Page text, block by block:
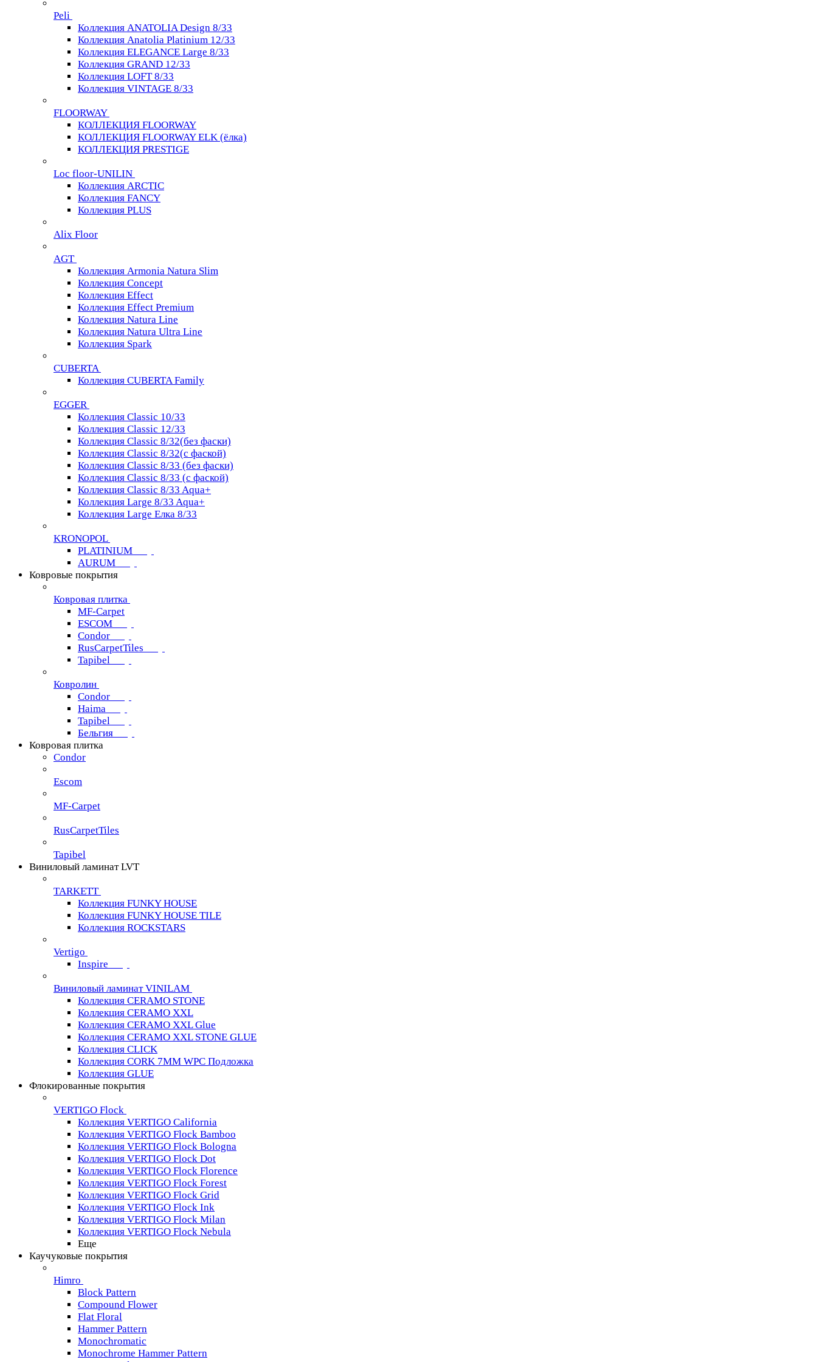
Peli
Коллекция ANATOLIA Design 8/33
Коллекция Anatolia Platinium 12/33
Коллекция ELEGANCE Large 8/33
Коллекция GRAND 12/33
Коллекция LOFT 8/33
Коллекция VINTAGE 8/33
FLOORWAY
КОЛЛЕКЦИЯ FLOORWAY
КОЛЛЕКЦИЯ FLOORWAY ELK (ёлка)
КОЛЛЕКЦИЯ PRESTIGE
Loс floor-UNILIN
Коллекция ARCTIС
Коллекция FANCY
Коллекция PLUS
Alix Floor
AGT
Коллекция Armonia Natura Slim
Коллекция Concept
Коллекция Effect
Коллекция Effect Premium
Коллекция Natura Line
Коллекция Natura Ultra Line
Коллекция Spark
CUBERTA
Коллекция CUBERTA Family
EGGER
Коллекция Classic 10/33
Коллекция Classic 12/33
Коллекция Classic 8/32(без фаски)
Коллекция Classic 8/32(с фаской)
Коллекция Classic 8/33 (без фаски)
Коллекция Classic 8/33 (с фаской)
Коллекция Classic 8/33 Aqua+
Коллекция Large 8/33 Aqua+
Коллекция Large Елка 8/33
KRONOPOL
PLATINIUM
AURUM
Ковровые покрытия
Ковровая плитка
MF-Carpet
ESCOM
Condor
RusCarpetTiles
Tapibel
Ковролин
Condor
Haima
Tapibel
Бельгия
Ковровая плитка
Condor
Escom
MF-Carpet
RusCarpetTiles
Tapibel
Виниловый ламинат LVT
TARKETT
Коллекция FUNKY HOUSE
Коллекция FUNKY HOUSE TILE
Коллекция ROCKSTARS
Vertigo
Inspire
Виниловый ламинат VINILAM
Коллекция CERAMO STONE
Коллекция CERAMO XXL
Коллекция CERAMO XXL Glue
Коллекция CERAMO XXL STONE GLUE
Коллекция CLICK
Коллекция CORK 7MM WPC Подложка
Коллекция GLUE
Флокированные покрытия
VERTIGO Flock
Коллекция VERTIGO California
Коллекция VERTIGO Flock Bamboo
Коллекция VERTIGO Flock Bologna
Коллекция VERTIGO Flock Dot
Коллекция VERTIGO Flock Florence
Коллекция VERTIGO Flock Forest
Коллекция VERTIGO Flock Grid
Коллекция VERTIGO Flock Ink
Коллекция VERTIGO Flock Milan
Коллекция VERTIGO Flock Nebula
Еще
Каучуковые покрытия
Himro
Block Pattern
Compound Flower
Flat Floral
Hammer Pattern
Monochromatic
Monochrome Hammer Pattern